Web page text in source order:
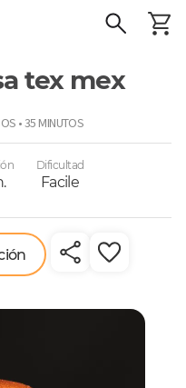
tex mex
• 35 MINUTOS
Dificultad
Facile